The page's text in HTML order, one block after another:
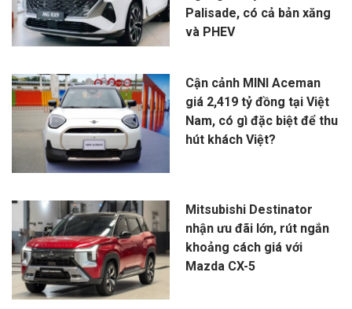
Palisade, có cả bản xăng
và PHEV
Cận cảnh MINI Aceman
giá 2,419 tỷ đồng tại Việt
Nam, có gì đặc biệt để thu
hút khách Việt?
Mitsubishi Destinator
nhận ưu đãi lớn, rút ngắn
khoảng cách giá với
Mazda CX-5